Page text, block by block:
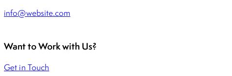
info@website.com
Want to Work with Us?
Get in Touch